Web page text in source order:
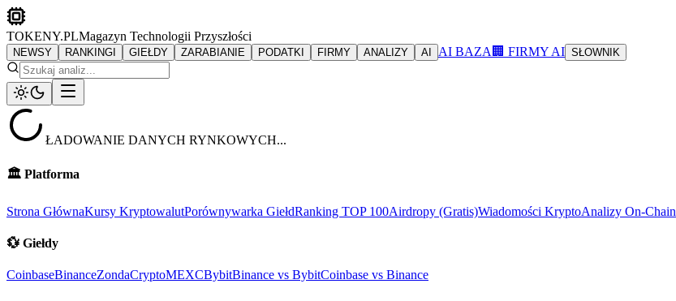
TOKENY.PLMagazyn Technologii Przyszłości
NEWSY RANKINGI GIEŁDY ZARABIANIE PODATKI FIRMY ANALIZY AI AI BAZA 🏢 FIRMY AI SŁOWNIK
ŁADOWANIE DANYCH RYNKOWYCH...
🏛️ Platforma
Strona GłównaKursy KryptowalutPorównywarka GiełdRanking TOP 100Airdropy (Gratis)Wiadomości KryptoAnalizy On-Chain
💱 Giełdy
CoinbaseBinanceZondaCryptoMEXCBybitBinance vs BybitCoinbase vs Binance